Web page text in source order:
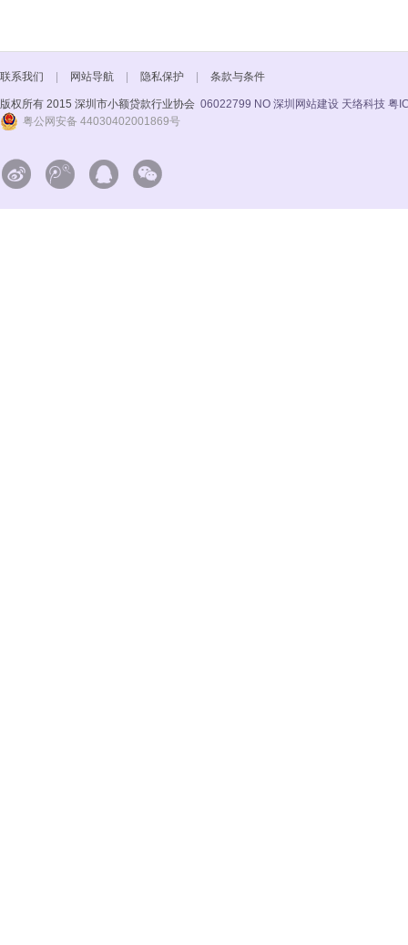
联系我们 网站导航 隐私保护 条款与条件
版权所有 2015 深圳市小额贷款行业协会 06022799 NO 深圳网站建设 天络科技 粤
粤公网安备 44030402001869号
   